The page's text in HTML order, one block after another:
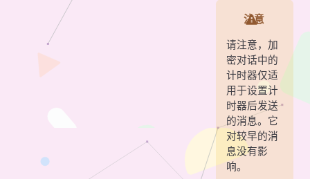
注意
请注意，加
密对话中的
计时器仅适
用于设置计
时器后发送
的消息。它
对较早的消
息没有影
响。